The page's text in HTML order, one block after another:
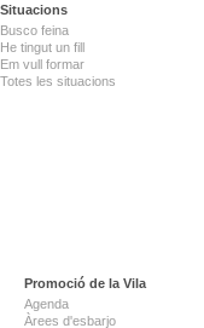
Situacions
Busco feina
He tingut un fill
Em vull formar
Totes les situacions
Promoció de la Vila
Agenda
Àrees d'esbarjo